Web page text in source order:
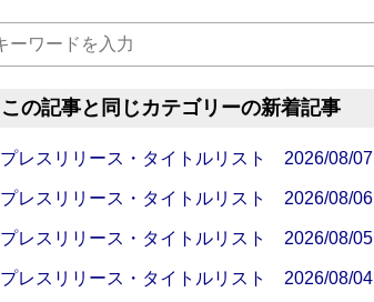
この記事と同じカテゴリーの新着記事
プレスリリース・タイトルリスト 2026/08/07
プレスリリース・タイトルリスト 2026/08/06
プレスリリース・タイトルリスト 2026/08/05
プレスリリース・タイトルリスト 2026/08/04